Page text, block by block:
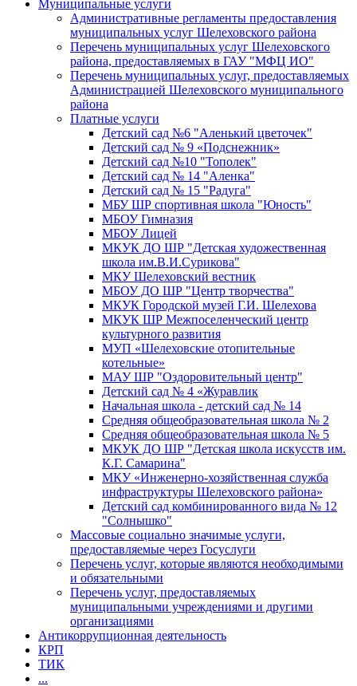
Муниципальные услуги
Административные регламенты предоставления
муниципальных услуг Шелеховского района
Перечень муниципальных услуг Шелеховского
района, предоставляемых в ГАУ "МФЦ ИО"
Перечень муниципальных услуг, предоставляемых
Администрацией Шелеховского муниципального
района
Платные услуги
Детский сад №6 "Аленький цветочек"
Детский сад № 9 «Подснежник»
Детский сад №10 "Тополек"
Детский сад № 14 "Аленка"
Детский сад № 15 "Радуга"
МБУ ШР спортивная школа "Юность"
МБОУ Гимназия
МБОУ Лицей
МКУК ДО ШР "Детская художественная
школа им.В.И.Сурикова"
МКУ Шелеховский вестник
МБОУ ДО ШР "Центр творчества"
МКУК Городской музей Г.И. Шелехова
МКУК ШР Межпоселенческий центр
культурного развития
МУП «Шелеховские отопительные
котельные»
МАУ ШР "Оздоровительный центр"
Детский сад № 4 «Журавлик
Начальная школа - детский сад № 14
Средняя общеобразовательная школа № 2
Средняя общеобразовательная школа № 5
МКУК ДО ШР "Детская школа искусств им.
К.Г. Самарина"
МКУ «Инженерно-хозяйственная служба
инфраструктуры Шелеховского района»
Детский сад комбинированного вида № 12
"Солнышко"
Массовые социально значимые услуги,
предоставляемые через Госуслуги
Перечень услуг, которые являются необходимыми
и обязательными
Перечень услуг, предоставляемых
муниципальными учреждениями и другими
организациями
Антикоррупционная деятельность
КРП
ТИК
...